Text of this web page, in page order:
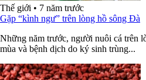
Thế giới • 7 năm trước
Gặp “kình ngư” trên lòng hồ sông Đà
Những năm trước, người nuôi cá trên
mùa và bệnh dịch do ký sinh trùng...